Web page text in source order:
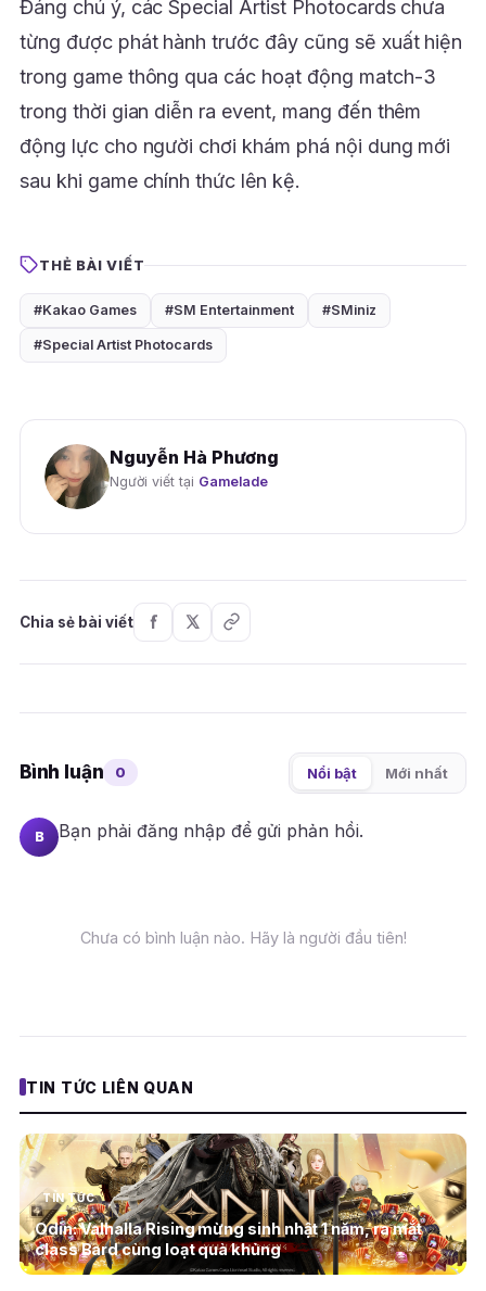
Đáng chú ý, các Special Artist Photocards chưa
từng được phát hành trước đây cũng sẽ xuất hiện
trong game thông qua các hoạt động match-3
trong thời gian diễn ra event, mang đến thêm
động lực cho người chơi khám phá nội dung mới
sau khi game chính thức lên kệ.
THẺ BÀI VIẾT
#Kakao Games #SM Entertainment #SMiniz
#Special Artist Photocards
Nguyễn Hà Phương
Người viết tại Gamelade
Chia sẻ bài viết
Bình luận 0 Nổi bật Mới nhất
B Bạn phải đăng nhập để gửi phản hồi.
Chưa có bình luận nào. Hãy là người đầu tiên!
TIN TỨC LIÊN QUAN
TIN TỨC
Odin: Valhalla Rising mừng sinh nhật 1 năm, ra mắt
class Bard cùng loạt quà khủng